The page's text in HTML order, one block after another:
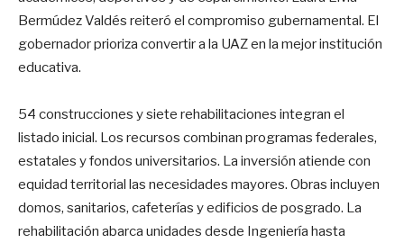
Bermúdez Valdés reiteró el compromiso gubernamental. El
gobernador prioriza convertir a la UAZ en la mejor institución
educativa.
54 construcciones y siete rehabilitaciones integran el
listado inicial. Los recursos combinan programas federales,
estatales y fondos universitarios. La inversión atiende con
equidad territorial las necesidades mayores. Obras incluyen
domos, sanitarios, cafeterías y edificios de posgrado. La
rehabilitación abarca unidades desde Ingeniería hasta